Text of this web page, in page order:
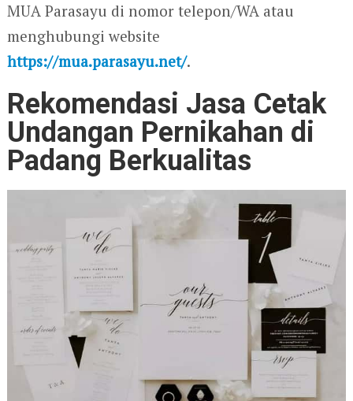
MUA Parasayu di nomor telepon/WA atau
menghubungi website
https://mua.parasayu.net/.
Rekomendasi Jasa Cetak
Undangan Pernikahan di
Padang Berkualitas